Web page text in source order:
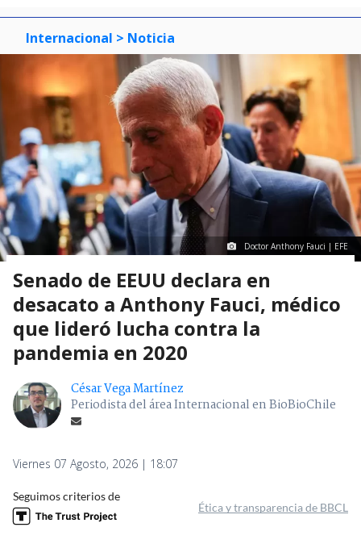
Internacional > Noticia
Doctor Anthony Fauci | EFE
Senado de EEUU declara en
desacato a Anthony Fauci, médico
que lideró lucha contra la
pandemia en 2020
César Vega Martínez
Periodista del área Internacional en BioBioChile
Viernes 07 Agosto, 2026 | 18:07
Seguimos criterios de
Ética y transparencia de BBCL